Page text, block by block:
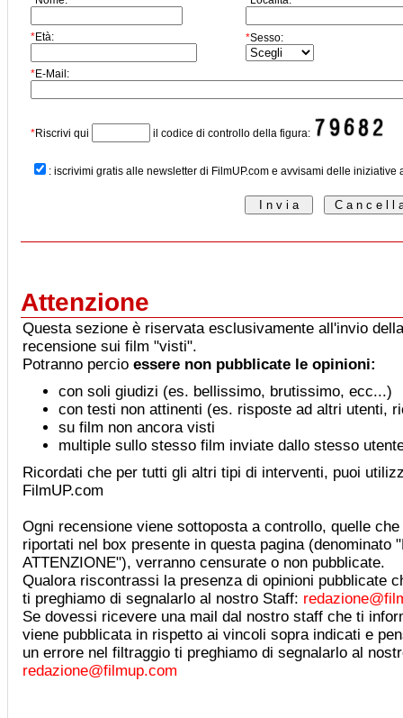
*Età: *Sesso:
*E-Mail:
*Riscrivi qui il codice di controllo della figura:
: iscrivimi gratis alle newsletter di FilmUP.com e avvisami delle iniziative
Attenzione
Questa sezione è riservata esclusivamente all'invio
recensione sui film "visti".
Potranno percio essere non pubblicate le opinioni:
con soli giudizi (es. bellissimo, brutissimo, ecc...)
con testi non attinenti (es. risposte ad altri utenti,
su film non ancora visti
multiple sullo stesso film inviate dallo stesso
Ricordati che per tutti gli altri tipi di interventi, puoi
FilmUP.com
Ogni recensione viene sottoposta a controllo, quelle
riportati nel box presente in questa pagina (denominato
ATTENZIONE"), verranno censurate o non pubblicate.
Qualora riscontrassi la presenza di opinioni pubblicate
ti preghiamo di segnalarlo al nostro Staff:
Se dovessi ricevere una mail dal nostro staff che ti
viene pubblicata in rispetto ai vincoli sopra indicati e
un errore nel filtraggio ti preghiamo di segnalarlo al
redazione@filmup.com